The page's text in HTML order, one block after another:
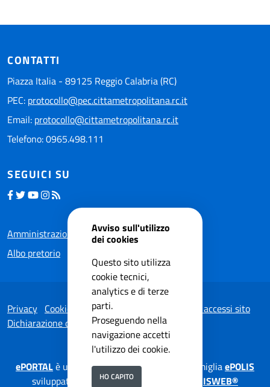
CONTATTI
Piazza Italia - 89125 Reggio Calabria (RC)
PEC: protocollo@pec.cittametropolitana.rc.it
Email: protocollo@cittametropolitana.rc.it
Telefono: 0965.498.111
SEGUICI SU
Amministrazione trasparente
Albo pretorio
Privacy Cookie Policy Note legali
Statistiche accessi sito
Dichiarazione di accessibilità
ePORTALè una soluzione applicativa della famigliaePOLIS
sviluppata da
ISWEB S.p.A. ISWEB®
Avviso sull'utilizzo
dei cookies
Questo sito utilizza
cookie tecnici,
analytics e di terze
parti.
Proseguendo nella
navigazione accetti
l'utilizzo dei cookie.
HO CAPITO